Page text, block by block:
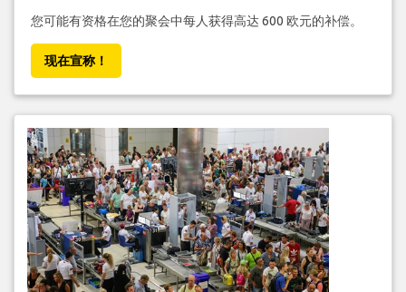
您可能有资格在您的聚会中每人获得高达 600 欧元的补偿。
现在宣称！